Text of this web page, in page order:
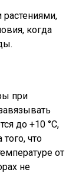
когда
при
до +10 °C,
что
от
не